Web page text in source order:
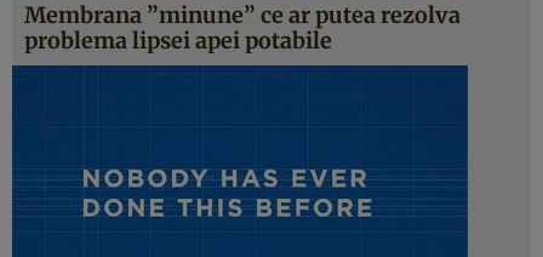
Membrana ”minune” ce ar putea rezolva
problema lipsei apei potabile